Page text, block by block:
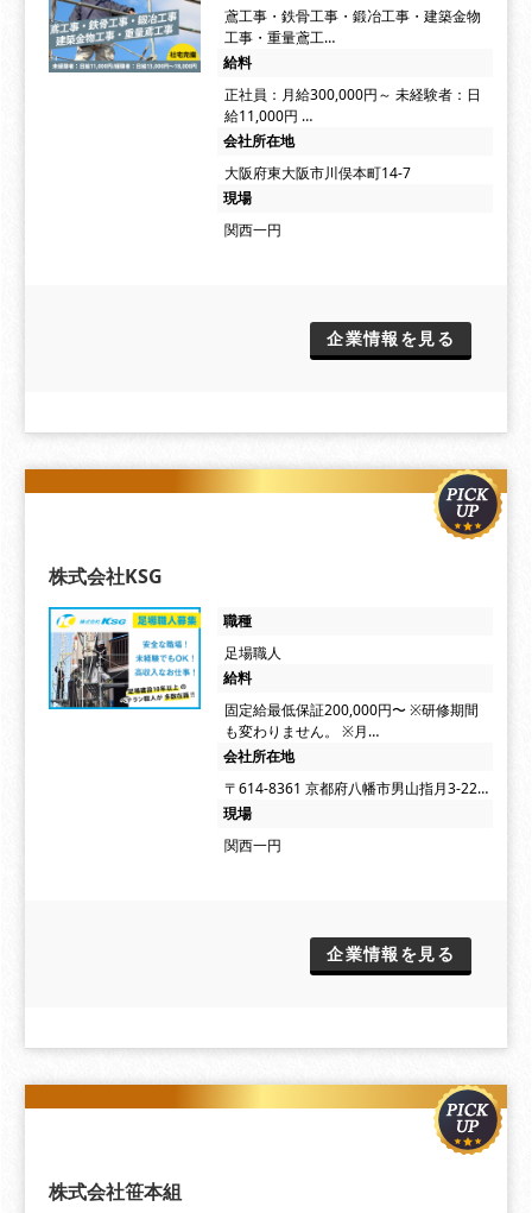
鳶工事・鉄骨工事・鍛冶工事・建築金物
工事・重量鳶工…
給料
正社員：月給300,000円～ 未経験者：日
給11,000円 …
会社所在地
大阪府東大阪市川俣本町14-7
現場
関西一円
企業情報を見る
株式会社KSG
職種
足場職人
給料
固定給最低保証200,000円〜 ※研修期間
も変わりません。 ※月…
会社所在地
〒614-8361 京都府八幡市男山指月3-22…
現場
関西一円
企業情報を見る
株式会社笹本組